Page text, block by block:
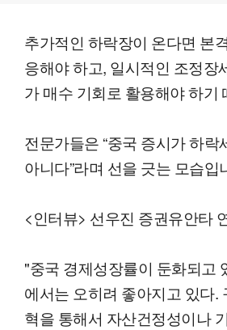
추가적인 하락장이 온다면 본
응해야 하고, 일시적인 조정장
가 매수 기회로 활용해야 하기
전문가들은 “중국 증시가 하
아니다”라며 선을 긋는 모습입
<인터뷰> 선우진 증권유안타
"중국 경제성장률이 둔화되고
에서는 오히려 좋아지고 있다.
혁을 통해서 자산건정성이나